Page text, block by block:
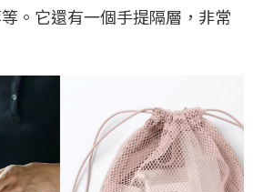
。它還有一個手提隔層，非常